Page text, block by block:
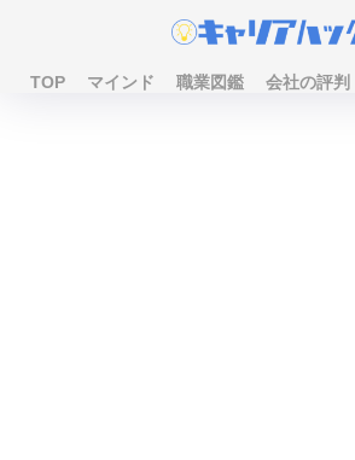
TOP マインド 職業図鑑 会社の評判